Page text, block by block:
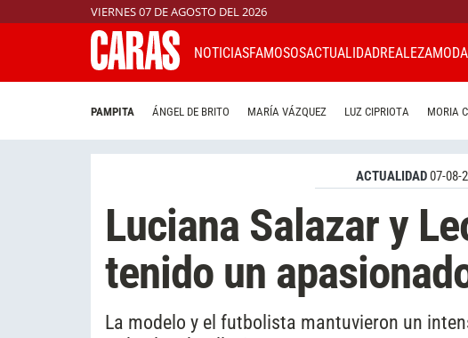
VIERNES 07 DE AGOSTO DEL 2026
NOTICIASFAMOSOSACTUALIDADREALEZAMODA
PAMPITA ÁNGEL DE BRITO MARÍA VÁZQUEZ LUZ CIPRIOTA MORIA
ACTUALIDAD07-08-
Luciana Salazar y
tenido un
La modelo y el futbolista mantuvieron un